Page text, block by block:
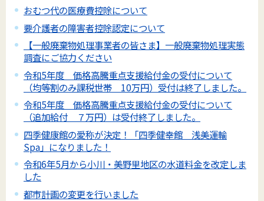
おむつ代の医療費控除について
要介護者の障害者控除認定について
【一般廃棄物処理事業者の皆さま】一般廃棄物処理実態
調査にご協力ください
令和5年度 価格高騰重点支援給付金の受付について
（均等割のみ課税世帯 10万円）受付は終了しました。
令和5年度 価格高騰重点支援給付金の受付について
（追加給付 ７万円）は受付終了しました。
四季健康館の愛称が決定！「四季健幸館 浅美運輸
Spa」になりました！
令和6年5月から小川・美野里地区の水道料金を改定しま
した
都市計画の変更を行いました